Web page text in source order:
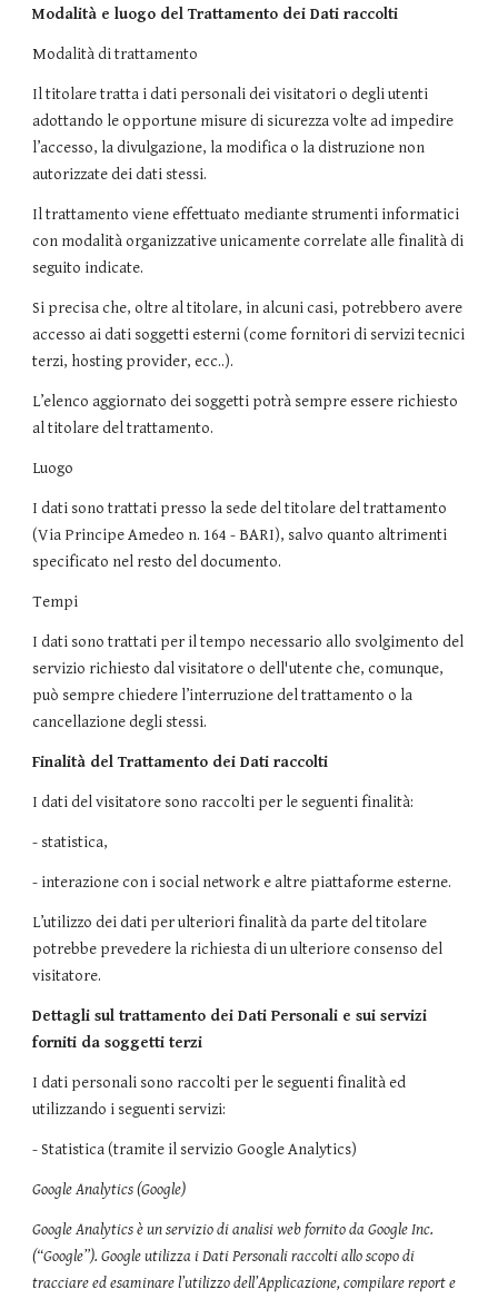
Modalità e luogo del Trattamento dei Dati raccolti
Modalità di trattamento
Il titolare tratta i dati personali dei visitatori o degli utenti
adottando le opportune misure di sicurezza volte ad impedire
l’accesso, la divulgazione, la modifica o la distruzione non
autorizzate dei dati stessi.
Il trattamento viene effettuato mediante strumenti informatici
con modalità organizzative unicamente correlate alle finalità di
seguito indicate.
Si precisa che, oltre al titolare, in alcuni casi, potrebbero avere
accesso ai dati soggetti esterni (come fornitori di servizi tecnici
terzi, hosting provider, ecc..).
L’elenco aggiornato dei soggetti potrà sempre essere richiesto
al titolare del trattamento.
Luogo
I dati sono trattati presso la sede del titolare del trattamento
(Via Principe Amedeo n. 164 - BARI), salvo quanto altrimenti
specificato nel resto del documento.
Tempi
I dati sono trattati per il tempo necessario allo svolgimento del
servizio richiesto dal visitatore o dell'utente che, comunque,
può sempre chiedere l’interruzione del trattamento o la
cancellazione degli stessi.
Finalità del Trattamento dei Dati raccolti
I dati del visitatore sono raccolti per le seguenti finalità:
- statistica,
- interazione con i social network e altre piattaforme esterne.
L’utilizzo dei dati per ulteriori finalità da parte del titolare
potrebbe prevedere la richiesta di un ulteriore consenso del
visitatore.
Dettagli sul trattamento dei Dati Personali e sui servizi
forniti da soggetti terzi
I dati personali sono raccolti per le seguenti finalità ed
utilizzando i seguenti servizi:
- Statistica (tramite il servizio Google Analytics)
Google Analytics (Google)
Google Analytics è un servizio di analisi web fornito da Google Inc.
(“Google”). Google utilizza i Dati Personali raccolti allo scopo di
tracciare ed esaminare l’utilizzo dell’Applicazione, compilare report e